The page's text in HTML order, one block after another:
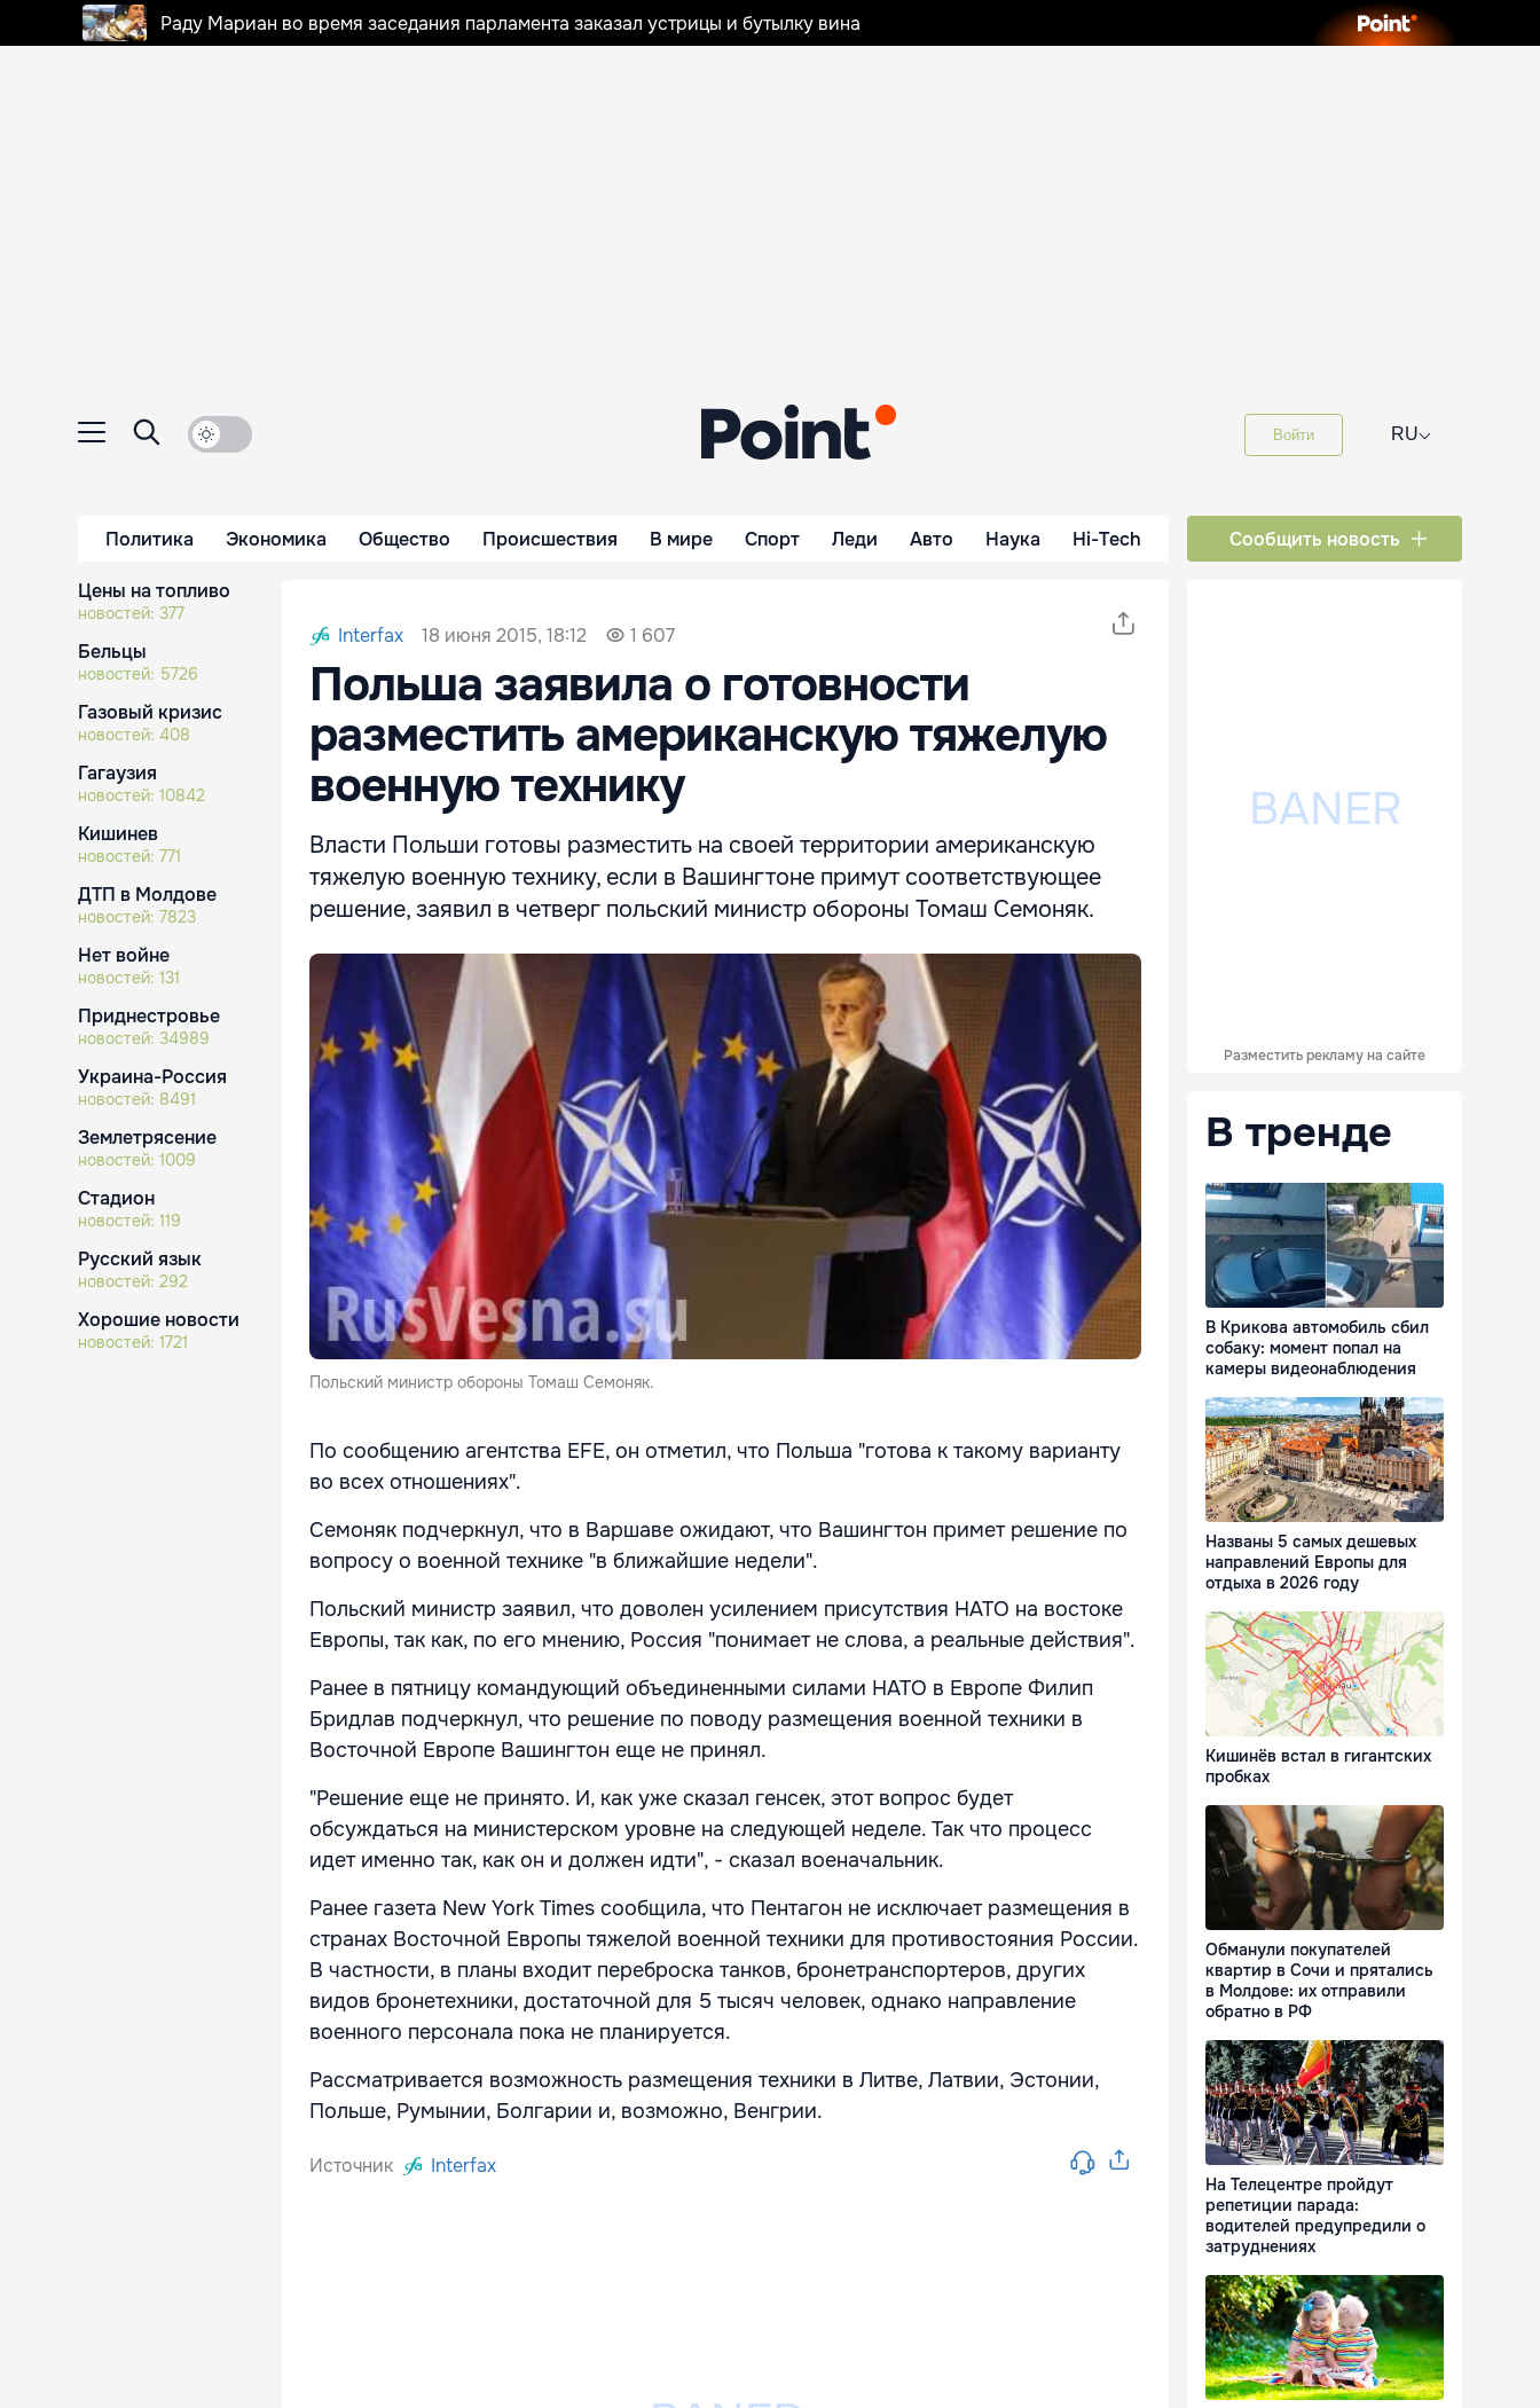
Раду Мариан во время заседания парламента заказал устрицы и бутылку вина
Войти RU⌵
Политика Экономика Общество Происшествия В мире Спорт Леди Авто Наука Hi-Tech Сообщить новость
Цены на топливо
новостей: 377
Бельцы
новостей: 5726
Газовый кризис
новостей: 408
Гагаузия
новостей: 10842
Кишинев
новостей: 771
ДТП в Молдове
новостей: 7823
Нет войне
новостей: 131
Приднестровье
новостей: 34989
Украина-Россия
новостей: 8491
Землетрясение
новостей: 1009
Стадион
новостей: 119
Русский язык
новостей: 292
Хорошие новости
новостей: 1721
Interfax 18 июня 2015, 18:12 1 607
Польша заявила о готовности
разместить американскую тяжелую
военную технику
Власти Польши готовы разместить на своей территории американскую
тяжелую военную технику, если в Вашингтоне примут соответствующее
решение, заявил в четверг польский министр обороны Томаш Семоняк.
Польский министр обороны Томаш Семоняк.
По сообщению агентства EFE, он отметил, что Польша "готова к такому варианту
во всех отношениях".
Семоняк подчеркнул, что в Варшаве ожидают, что Вашингтон примет решение по
вопросу о военной технике "в ближайшие недели".
Польский министр заявил, что доволен усилением присутствия НАТО на востоке
Европы, так как, по его мнению, Россия "понимает не слова, а реальные действия".
Ранее в пятницу командующий объединенными силами НАТО в Европе Филип
Бридлав подчеркнул, что решение по поводу размещения военной техники в
Восточной Европе Вашингтон еще не принял.
"Решение еще не принято. И, как уже сказал генсек, этот вопрос будет
обсуждаться на министерском уровне на следующей неделе. Так что процесс
идет именно так, как он и должен идти", - сказал военачальник.
Ранее газета New York Times сообщила, что Пентагон не исключает размещения в
странах Восточной Европы тяжелой военной техники для противостояния России.
В частности, в планы входит переброска танков, бронетранспортеров, других
видов бронетехники, достаточной для 5 тысяч человек, однако направление
военного персонала пока не планируется.
Рассматривается возможность размещения техники в Литве, Латвии, Эстонии,
Польше, Румынии, Болгарии и, возможно, Венгрии.
Источник Interfax
Разместить рекламу на сайте
В тренде
В Крикова автомобиль сбил
собаку: момент попал на
камеры видеонаблюдения
Названы 5 самых дешевых
направлений Европы для
отдыха в 2026 году
Кишинёв встал в гигантских
пробках
Обманули покупателей
квартир в Сочи и прятались
в Молдове: их отправили
обратно в РФ
На Телецентре пройдут
репетиции парада:
водителей предупредили о
затруднениях